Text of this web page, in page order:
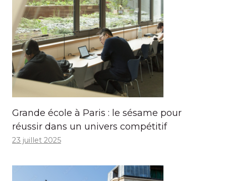
Grande école à Paris : le sésame pour
réussir dans un univers compétitif
23 juillet 2025